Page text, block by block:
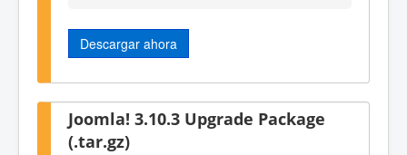
Descargar ahora
Joomla! 3.10.3 Upgrade Package
(.tar.gz)